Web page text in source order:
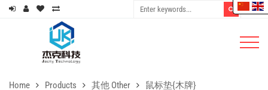
Home Products 其他 Other 鼠标垫{木牌}